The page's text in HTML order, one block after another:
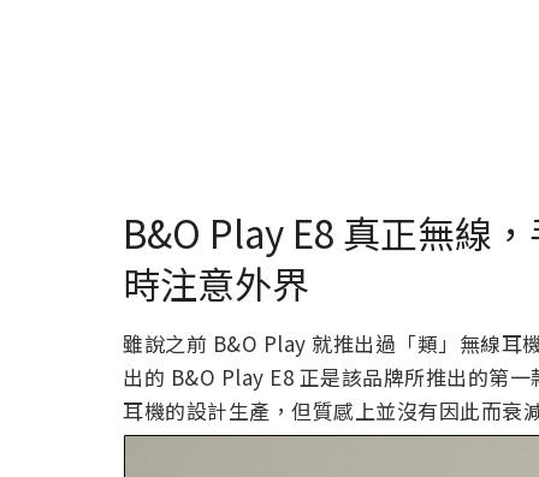
B&O Play E8 真正無線
時注意外界
雖說之前 B&O Play 就推出過「類」無線耳
出的 B&O Play E8 正是該品牌所推出的第
耳機的設計生產，但質感上並沒有因此而衰